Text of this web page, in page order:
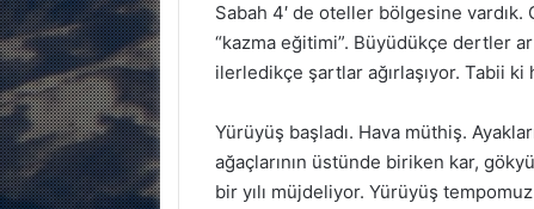
Sabah 4′ de oteller bölgesine vardık.
“kazma eğitimi”. Büyüdükçe dertler
ilerledikçe şartlar ağırlaşıyor. Tabii ki
Yürüyüş başladı. Hava müthiş.
ağaçlarının üstünde biriken kar,
bir yılı müjdeliyor. Yürüyüş